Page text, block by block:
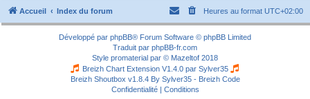
Accueil Index du forum Heures au format UTC+02:00
Développé par phpBB® Forum Software © phpBB Limited
Traduit par phpBB-fr.com
Style promaterial par © Mazeltof 2018
Breizh Chart Extension V1.4.0 par Sylver35
Breizh Shoutbox v1.8.4 By Sylver35 - Breizh Code
Confidentialité| Conditions